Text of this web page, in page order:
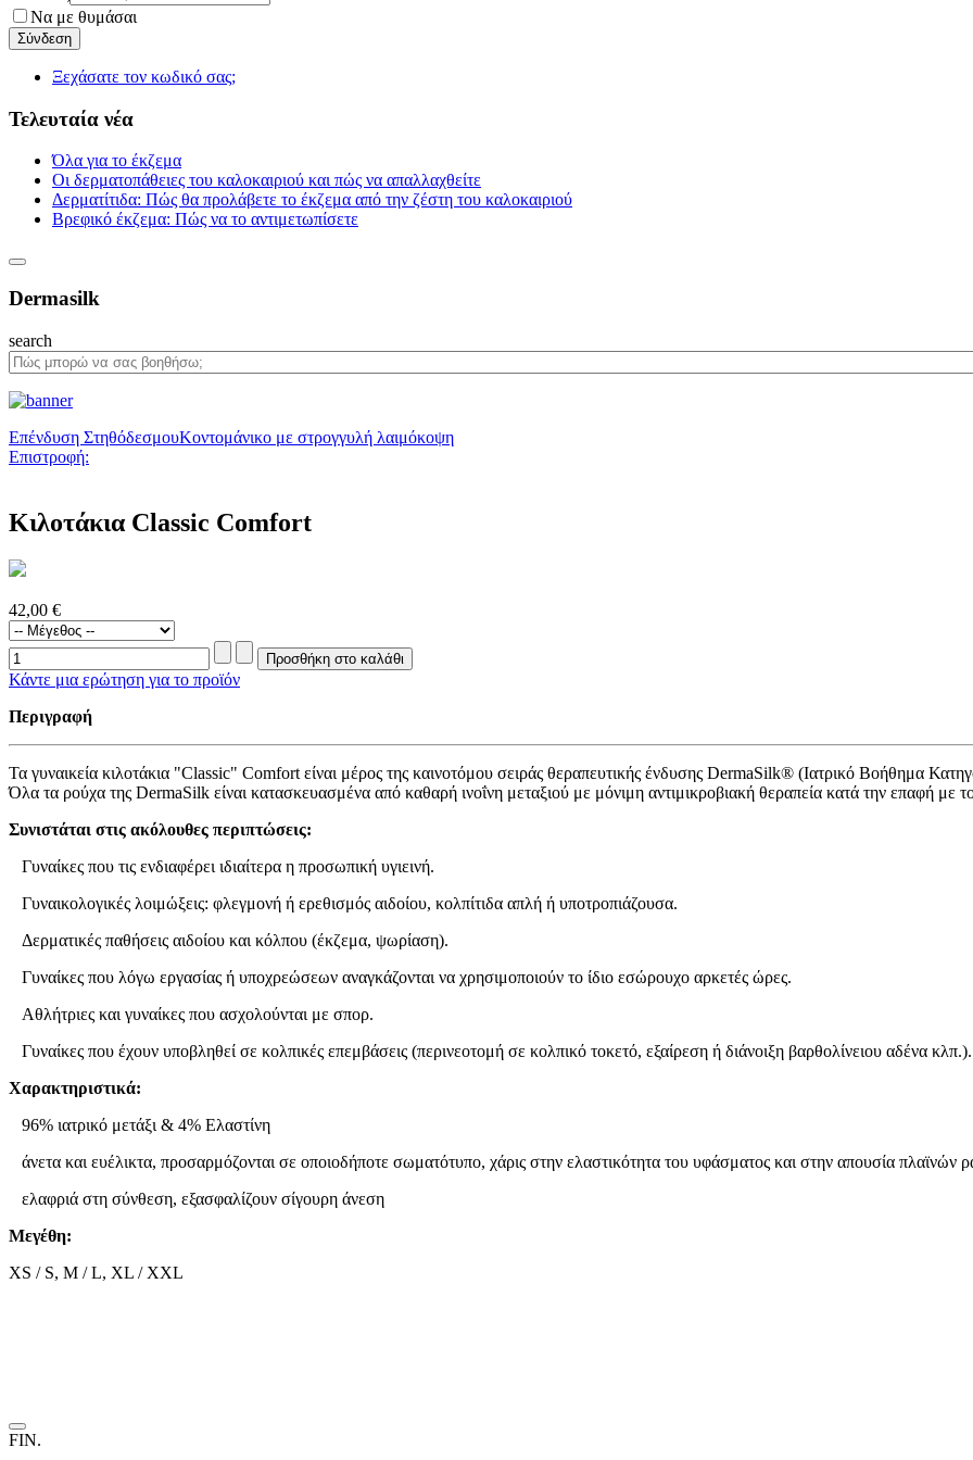
Να με θυμάσαι
Ξεχάσατε τον κωδικό σας;
Τελευταία νέα
Όλα για το έκζεμα
Οι δερματοπάθειες του καλοκαιριού και πώς να απαλλαχθείτε
Δερματίτιδα: Πώς θα προλάβετε το έκζεμα από την ζέστη του καλοκαιριού
Βρεφικό έκζεμα: Πώς να το αντιμετωπίσετε
Dermasilk
search
Επένδυση ΣτηθόδεσμουΚοντομάνικο με στρογγυλή λαιμόκοψη
Επιστροφή:
Κιλοτάκια Classic Comfort
42,00 €
Κάντε μια ερώτηση για το προϊόν
Περιγραφή
Τα γυναικεία κιλοτάκια "Classic" Comfort είναι μέρος της καινοτόμου σειράς θεραπευτικής ένδυσης DermaSilk® (Ιατρικό Βοήθημα
Όλα τα ρούχα της DermaSilk είναι κατασκευασμένα από καθαρή ινοΐνη μεταξιού με μόνιμη αντιμικροβιακή θεραπεία κατά την επαφή με
Συνιστάται στις ακόλουθες περιπτώσεις:
Γυναίκες που τις ενδιαφέρει ιδιαίτερα η προσωπική υγιεινή.
Γυναικολογικές λοιμώξεις: φλεγμονή ή ερεθισμός αιδοίου, κολπίτιδα απλή ή υποτροπιάζουσα.
Δερματικές παθήσεις αιδοίου και κόλπου (έκζεμα, ψωρίαση).
Γυναίκες που λόγω εργασίας ή υποχρεώσεων αναγκάζονται να χρησιμοποιούν το ίδιο εσώρουχο αρκετές ώρες.
Αθλήτριες και γυναίκες που ασχολούνται με σπορ.
Γυναίκες που έχουν υποβληθεί σε κολπικές επεμβάσεις (περινεοτομή σε κολπικό τοκετό, εξαίρεση ή διάνοιξη βαρθολίνειου αδένα κλπ.).
Χαρακτηριστικά:
96% ιατρικό μετάξι & 4% Ελαστίνη
άνετα και ευέλικτα, προσαρμόζονται σε οποιοδήποτε σωματότυπο, χάρις στην ελαστικότητα του υφάσματος και στην απουσία πλαϊνών
ελαφριά στη σύνθεση, εξασφαλίζουν σίγουρη άνεση
Μεγέθη:
XS / S, M / L, XL / XXL
FIN.